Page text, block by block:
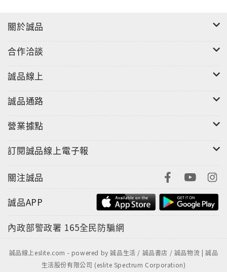
關於誠品
合作洽談
誠品線上
誠品通路
營業據點
訂閱誠品線上電子報
關注誠品
誠品APP
內政部警政署 165全民防騙網
誠品線上eslite.com - powered by 誠品生活 / 誠品書店 / 誠品物流 | 誠品
生活股份有限公司 (eslite Spectrum Corporation)